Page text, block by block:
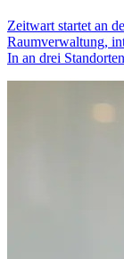
Zeitwart startet an
Raumverwaltung,
In an drei